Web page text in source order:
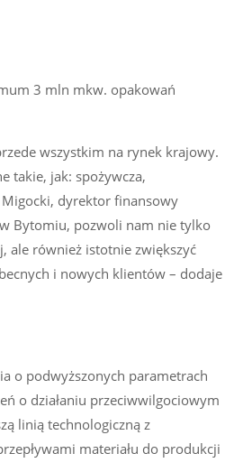
3 mln mkw. opakowań
wszystkim na rynek krajowy.
takie, jak: spożywcza,
dyrektor finansowy
Bytomiu, pozwoli nam nie tylko
ale również istotnie zwiększyć
i nowych klientów – dodaje
o podwyższonych parametrach
o działaniu przeciwwilgociowym
linią technologiczną z
materiału do produkcji